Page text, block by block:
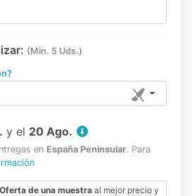
(Min. 5 Uds.)
y el 20 Ago.
en España Peninsular. Para
Oferta de una muestra al mejor precio y